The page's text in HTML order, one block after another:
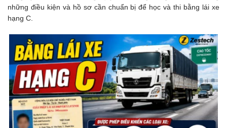
những điều kiện và hồ sơ cần chuẩn bị để học và thi bằng lái xe
hạng C.